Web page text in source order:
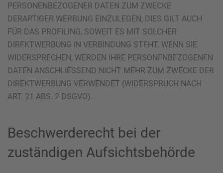
PERSONENBEZOGENER DATEN ZUM ZWECKE
DERARTIGER WERBUNG EINZULEGEN; DIES GILT AUCH
FÜR DAS PROFILING, SOWEIT ES MIT SOLCHER
DIREKTWERBUNG IN VERBINDUNG STEHT. WENN SIE
WIDERSPRECHEN, WERDEN IHRE PERSONENBEZOGENEN
DATEN ANSCHLIESSEND NICHT MEHR ZUM ZWECKE DER
DIREKTWERBUNG VERWENDET (WIDERSPRUCH NACH
ART. 21 ABS. 2 DSGVO).
Beschwerde­recht bei der
zuständigen Aufsichts­behörde